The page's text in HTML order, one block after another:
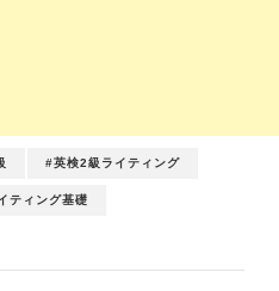
#英検2級ライティング
ティング基礎